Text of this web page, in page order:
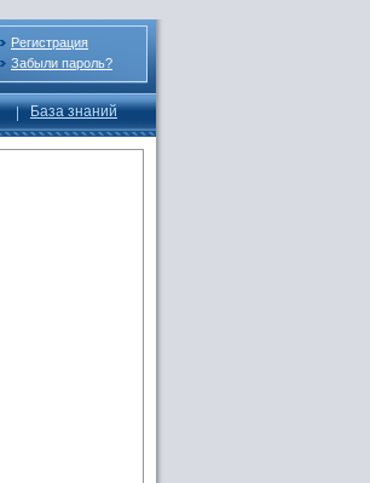
Регистрация
Забыли пароль?
База знаний